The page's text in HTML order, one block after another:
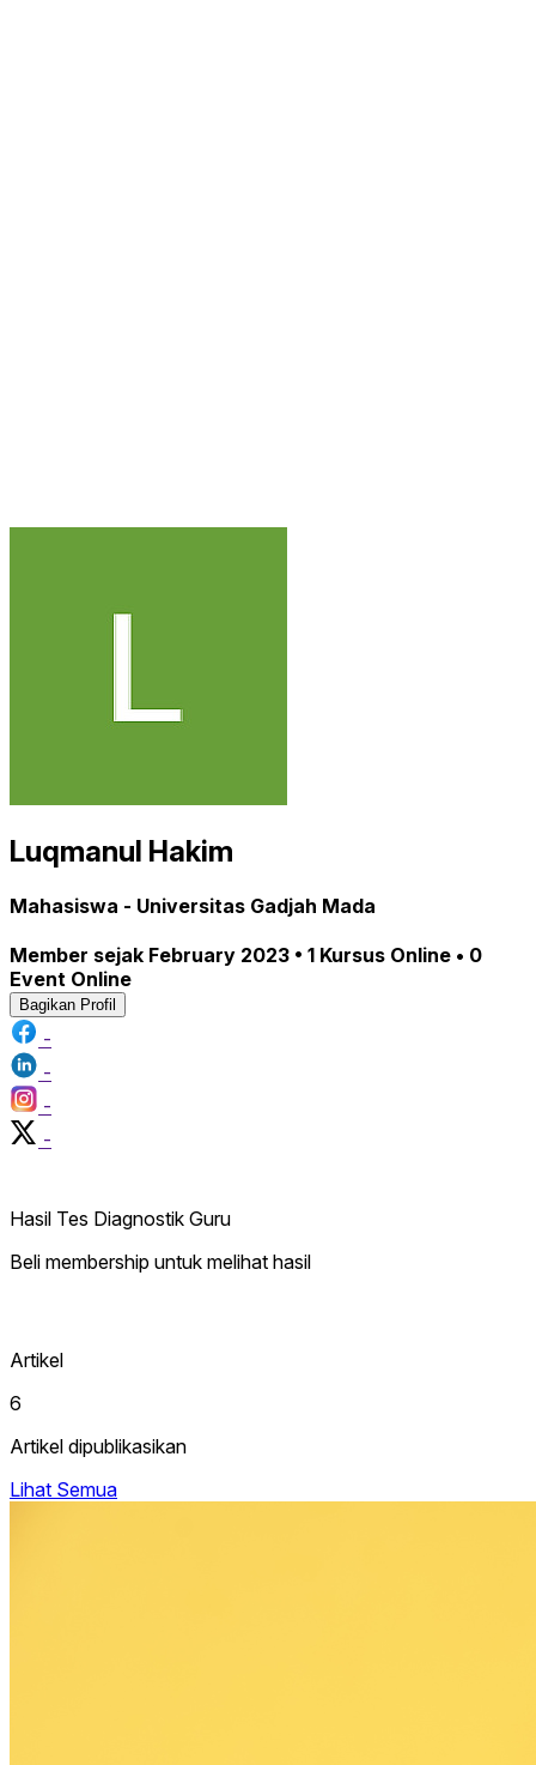
Luqmanul Hakim
Mahasiswa - Universitas Gadjah Mada
Member sejak February 2023 • 1 Kursus Online • 0
Event Online
Bagikan Profil
-
-
-
-
Hasil Tes Diagnostik Guru
Beli membership untuk melihat hasil
Artikel
6
Artikel dipublikasikan
Lihat Semua